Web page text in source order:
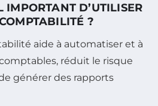
IMPORTANT D’UTILISER
?
aide à automatiser et à
réduit le risque
générer des rapports